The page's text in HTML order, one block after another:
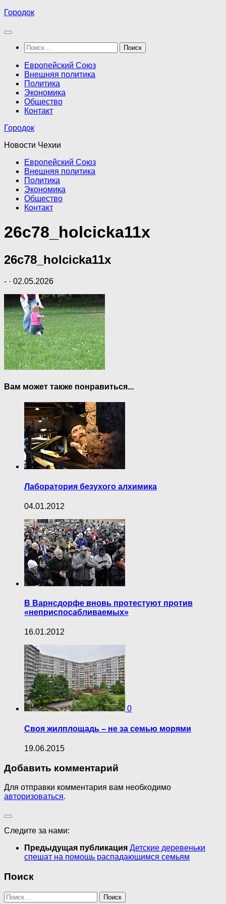
Перейти
содержимому
Городок
Найти:
Европейский Союз
Внешняя политика
Политика
Экономика
Общество
Контакт
Городок
Новости Чехии
Европейский Союз
Внешняя политика
Политика
Экономика
Общество
Контакт
26c78_holcicka11x
26c78_holcicka11x
- · 02.05.2026
Вам может также понравиться...
Лаборатория безухого алхимика
04.01.2012
В Варнсдорфе вновь протестуют против
«неприспосабливаемых»
16.01.2012
0
Своя жилплощадь – не за семью морями
19.06.2015
Добавить комментарий
Для отправки комментария вам необходимо
авторизоваться.
Следите за нами:
Предыдущая публикация Детские деревеньки
спешат на помощь распадающимся семьям
Поиск
Найти: